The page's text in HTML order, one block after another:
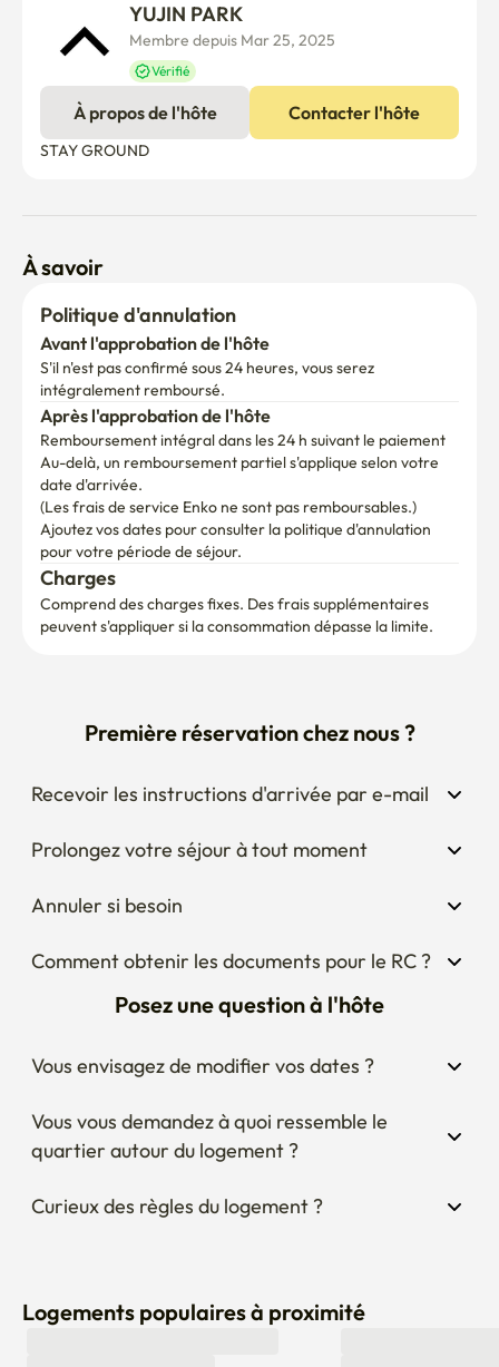
YUJIN PARK
Membre depuis Mar 25, 2025
Vérifié
À propos de l'hôte Contacter l'hôte
STAY GROUND
À savoir
Politique d'annulation
Avant l'approbation de l'hôte
S'il n'est pas confirmé sous 24 heures, vous serez
intégralement remboursé.
Après l'approbation de l'hôte
Remboursement intégral dans les 24 h suivant le paiement
Au-delà, un remboursement partiel s'applique selon votre
date d'arrivée.
(Les frais de service Enko ne sont pas remboursables.)
Ajoutez vos dates pour consulter la politique d'annulation
pour votre période de séjour.
Charges
Comprend des charges fixes. Des frais supplémentaires
peuvent s'appliquer si la consommation dépasse la limite.
Première réservation chez nous ?
Recevoir les instructions d'arrivée par e-mail
Prolongez votre séjour à tout moment
Annuler si besoin
Comment obtenir les documents pour le RC ?
Posez une question à l'hôte
Vous envisagez de modifier vos dates ?
Vous vous demandez à quoi ressemble le
quartier autour du logement ?
Curieux des règles du logement ?
Logements populaires à proximité